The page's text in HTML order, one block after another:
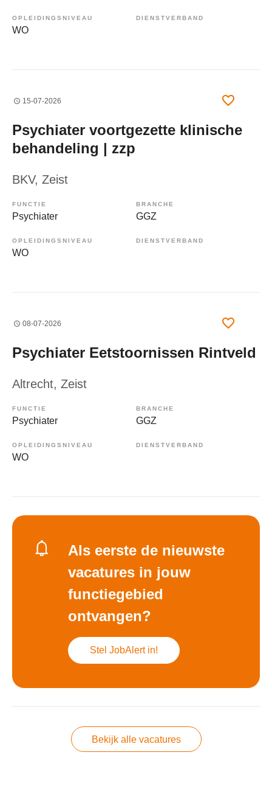
OPLEIDINGSNIVEAU
WO
DIENSTVERBAND
15-07-2026
Psychiater voortgezette klinische
behandeling | zzp
BKV, Zeist
FUNCTIE
Psychiater
BRANCHE
GGZ
OPLEIDINGSNIVEAU
WO
DIENSTVERBAND
08-07-2026
Psychiater Eetstoornissen Rintveld
Altrecht, Zeist
FUNCTIE
Psychiater
BRANCHE
GGZ
OPLEIDINGSNIVEAU
WO
DIENSTVERBAND
Als eerste de nieuwste
vacatures in jouw
functiegebied
ontvangen?
Stel JobAlert in!
Bekijk alle vacatures